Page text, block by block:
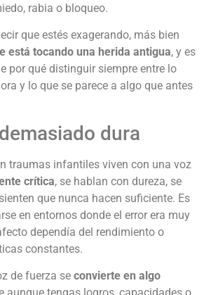
rabia o bloqueo.
que estés exagerando, más bien
está tocando una herida antigua, y es
por qué distinguir siempre entre lo
y lo que se parece a algo que antes
dura
traumas infantiles viven con una voz
crítica, se hablan con dureza, se
que nunca hacen suficiente. Es
en entornos donde el error era muy
dependía del rendimiento o
constantes.
de fuerza se convierte en algo